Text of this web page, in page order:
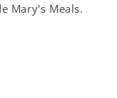
Mary's Meals.